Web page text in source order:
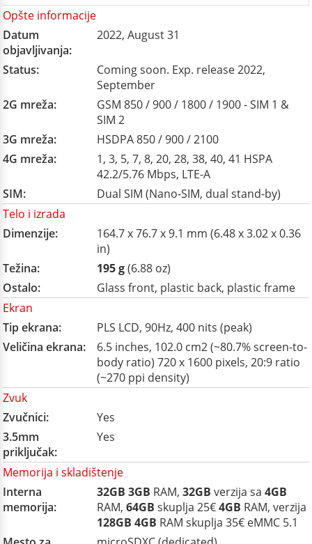
Opšte informacije
Datum
objavljivanja:
2022, August 31
Status:
Coming soon. Exp. release 2022,
September
2G mreža:
GSM 850 / 900 / 1800 / 1900 - SIM 1 &
SIM 2
3G mreža:
HSDPA 850 / 900 / 2100
4G mreža:
1, 3, 5, 7, 8, 20, 28, 38, 40, 41 HSPA
42.2/5.76 Mbps, LTE-A
SIM:
Dual SIM (Nano-SIM, dual stand-by)
Telo i izrada
Dimenzije:
164.7 x 76.7 x 9.1 mm (6.48 x 3.02 x 0.36
in)
Težina:
195 g(6.88 oz)
Ostalo:
Glass front, plastic back, plastic frame
Ekran
Tip ekrana:
PLS LCD, 90Hz, 400 nits (peak)
Veličina ekrana:
6.5 inches, 102.0 cm2 (~80.7% screen-to-
body ratio) 720 x 1600 pixels, 20:9 ratio
(~270 ppi density)
Zvuk
Zvučnici:
Yes
3.5mm
priključak:
Yes
Memorija i skladištenje
Interna
memorija:
32GB 3GB RAM, 32GB verzija sa 4GB
RAM, 64GB skuplja 25€4GB RAM, verzija
128GB 4GB RAM skuplja 35€ eMMC 5.1